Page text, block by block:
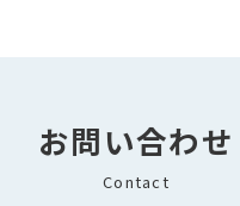
お問い合わせ
Contact